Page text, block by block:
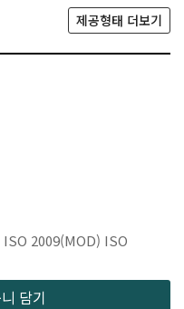
제공형태 더보기
2009(MOD) ISO
담기